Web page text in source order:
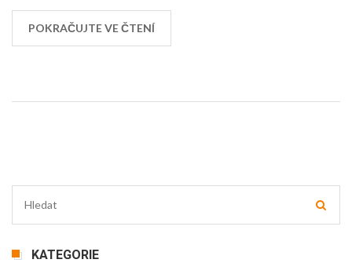
POKRAČUJTE VE ČTENÍ
KATEGORIE